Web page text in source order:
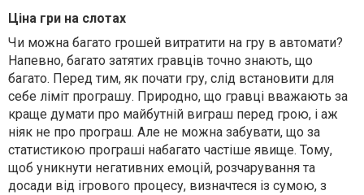
Ціна гри на слотах
Чи можна багато грошей витратити на гру в автомати?
Напевно, багато затятих гравців точно знають, що
багато. Перед тим, як почати гру, слід встановити для
себе ліміт програшу. Природно, що гравці вважають за
краще думати про майбутній виграш перед грою, і аж
ніяк не про програш. Але не можна забувати, що за
статистикою програші набагато частіше явище. Тому,
щоб уникнути негативних емоцій, розчарування та
досади від ігрового процесу, визначтеся із сумою, з